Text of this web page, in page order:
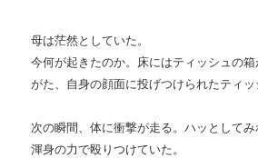
母は茫然としていた。
今何が起きたのか。床にはティッシュの
がた、自身の顔面に投げつけられたティッ
次の瞬間、体に衝撃が走る。ハッとして
渾身の力で殴りつけていた。